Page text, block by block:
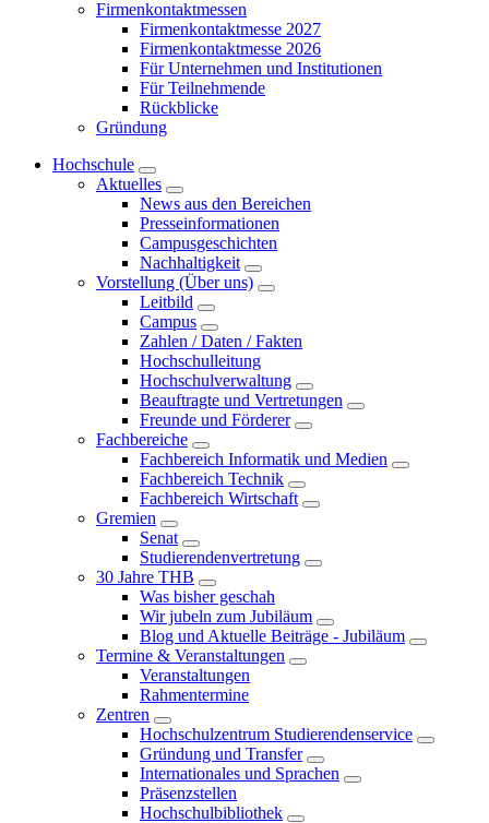
Firmenkontaktmessen
Firmenkontaktmesse 2027
Firmenkontaktmesse 2026
Für Unternehmen und Institutionen
Für Teilnehmende
Rückblicke
Gründung
Hochschule
Aktuelles
News aus den Bereichen
Presseinformationen
Campusgeschichten
Nachhaltigkeit
Vorstellung (Über uns)
Leitbild
Campus
Zahlen / Daten / Fakten
Hochschulleitung
Hochschulverwaltung
Beauftragte und Vertretungen
Freunde und Förderer
Fachbereiche
Fachbereich Informatik und Medien
Fachbereich Technik
Fachbereich Wirtschaft
Gremien
Senat
Studierendenvertretung
30 Jahre THB
Was bisher geschah
Wir jubeln zum Jubiläum
Blog und Aktuelle Beiträge - Jubiläum
Termine & Veranstaltungen
Veranstaltungen
Rahmentermine
Zentren
Hochschulzentrum Studierendenservice
Gründung und Transfer
Internationales und Sprachen
Präsenzstellen
Hochschulbibliothek